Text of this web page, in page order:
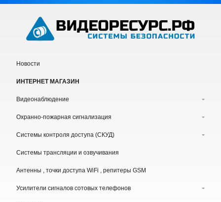
Новости
ИНТЕРНЕТ МАГАЗИН
Видеонаблюдение
Охранно-пожарная сигнализация
Системы контроля доступа (СКУД)
Системы трансляции и озвучивания
Антенны , точки доступа WiFi , репитеры GSM
Усилители сигналов сотовых телефонов